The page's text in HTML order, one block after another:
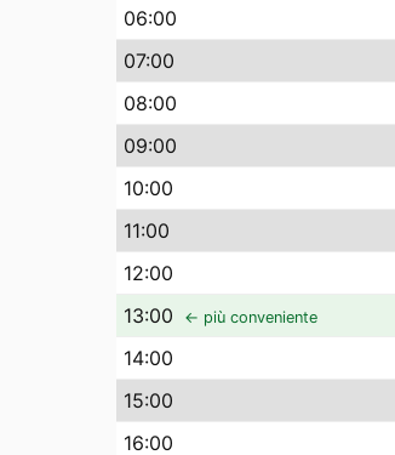
06:00
07:00
08:00
09:00
10:00
11:00
12:00
13:00 ← più conveniente
14:00
15:00
16:00